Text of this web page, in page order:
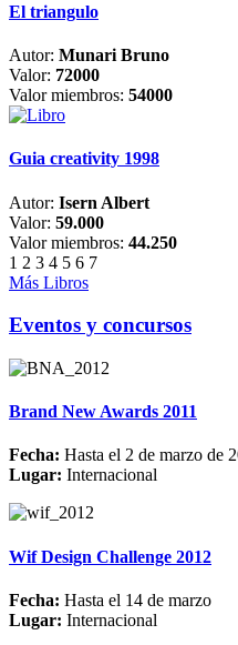
El triangulo
Autor: Munari Bruno
Valor: 72000
Valor miembros: 54000
Guia creativity 1998
Autor: Isern Albert
Valor: 59.000
Valor miembros: 44.250
1 2 3 4 5 6 7
Más Libros
Eventos y concursos
Brand New Awards 2011
Fecha: Hasta el 2 de marzo de
Lugar: Internacional
Wif Design Challenge 2012
Fecha: Hasta el 14 de marzo
Lugar: Internacional